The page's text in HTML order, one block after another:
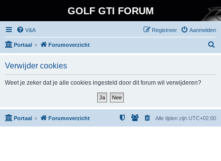
GOLF GTI FORUM
V&A Aanmelden
Registreer
Portaal Forumoverzicht
Verwijder cookies
Weet je zeker dat je alle cookies ingesteld door dit forum wil verwijderen?
Portaal Forumoverzicht Alle tijden zijn UTC+02:00